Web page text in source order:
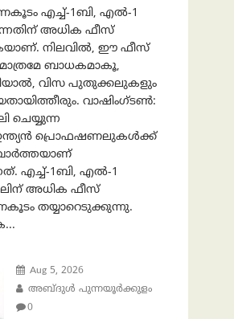
എച്ച്-1ബി, എൽ-1
അധിക ഫീസ്
നിലവിൽ, ഈ ഫീസ്
ബാധകമാകൂ,
വിസ പുതുക്കലുകളും
വാഷിംഗ്ടണ്‍:
ചെയ്യുന്ന
പ്രൊഫഷണലുകൾക്ക്
എച്ച്-1ബി, എൽ-1
അധിക ഫീസ്
തയ്യാറെടുക്കുന്നു.
Aug 5, 2026
അബ്ദുൾ പുന്നയൂർക്കുളം
0